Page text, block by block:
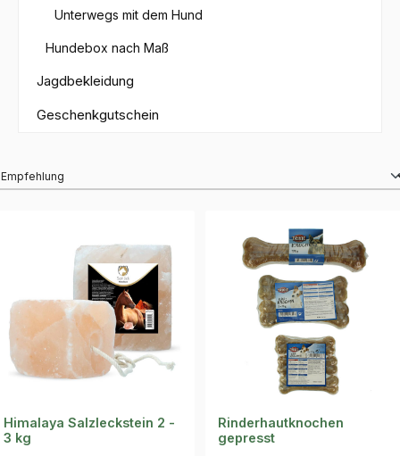
Unterwegs mit dem Hund
Hundebox nach Maß
Jagdbekleidung
Geschenkgutschein
Himalaya Salzleckstein 2 -
3 kg
Rinderhautknochen
gepresst